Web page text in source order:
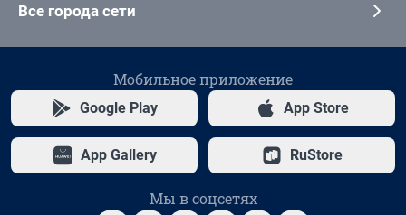
Все города сети
Мобильное приложение
Google Play App Store
App Gallery RuStore
Мы в соцсетях